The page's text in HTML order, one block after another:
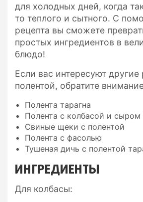
для холодных дней, когда
то теплого и сытного. С
рецепта вы сможете
простых ингредиентов в
блюдо!
Если вас интересуют другие
полентой, обратите
Полента тарагна
Полента с колбасой и сыром
Свиные щеки с полентой
Полента с фасолью
Тушеная дичь с полентой
ИНГРЕДИЕНТЫ
Для колбасы: